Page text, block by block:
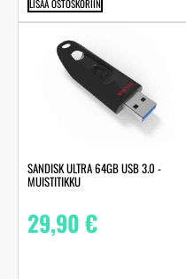
LISÄÄ OSTOSKORIIN
SANDISK ULTRA 64GB USB 3.0 -
MUISTITIKKU
29,90€